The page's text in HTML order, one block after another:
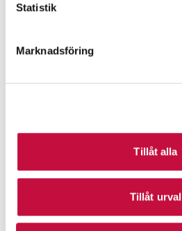
Statistik
Marknadsföring
Tillåt alla
Tillåt urval